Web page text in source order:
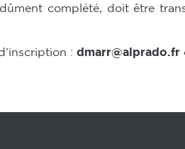
complété, doit être
: dmarr@alprado.fr